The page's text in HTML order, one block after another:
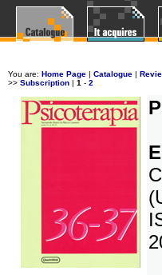
You are: Home Page | Catalogue |
>> Subscription | 1 - 2